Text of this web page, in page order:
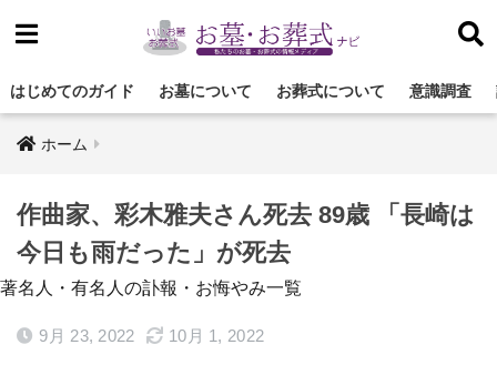
はじめてのガイド お墓について お葬式について 意識調査
ホーム
作曲家、彩木雅夫さん死去 89歳 「長崎は
今日も雨だった」が死去
著名人・有名人の訃報・お悔やみ一覧
9月 23, 2022 10月 1, 2022